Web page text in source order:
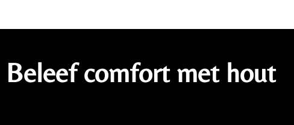
Beleef comfort met hout